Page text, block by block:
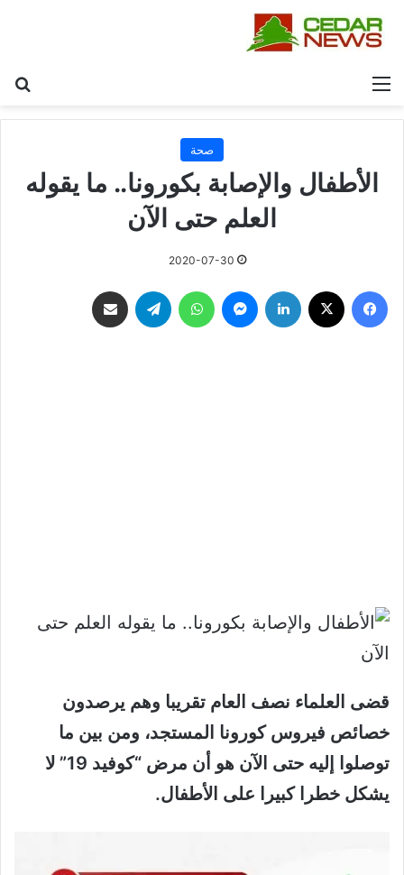
القائمة
صحة
الأطفال والإصابة بكورونا.. ما يقوله
العلم حتى الآن
2020-07-30
فيسبوك لينكدإن ماسنجر واتساب تيلقرام
قضى العلماء نصف العام تقريبا وهم يرصدون
خصائص فيروس كورونا المستجد، ومن بين ما
توصلوا إليه حتى الآن هو أن مرض “كوفيد 19” لا
يشكل خطرا كبيرا على الأطفال.